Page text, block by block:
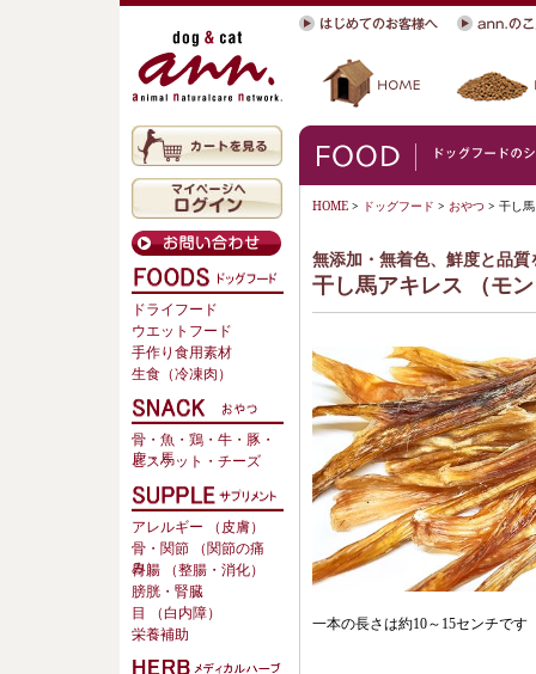
HOME > ドッグフード > おやつ > 干し
無添加・無着色、鮮度と品
干し馬アキレス （モ
一本の長さは約10～15センチです
ドライフード
ウエットフード
手作り食用素材
生食（冷凍肉）
骨・魚・鶏・牛・豚・
鹿・馬
ビスケット・チーズ
アレルギー （皮膚）
骨・関節 （関節の痛
み）
胃腸 （整腸・消化）
膀胱・腎臓
目 （白内障）
栄養補助